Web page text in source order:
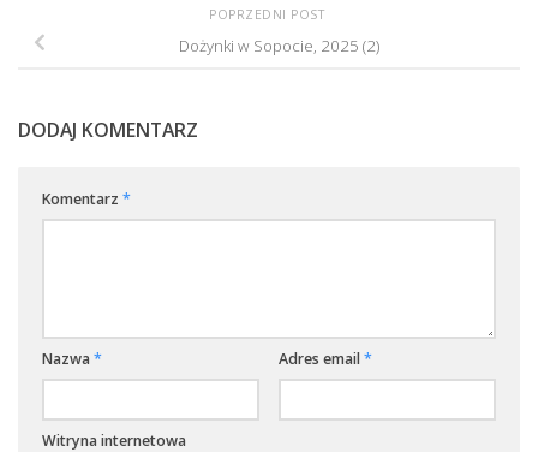
POPRZEDNI POST
Dożynki w Sopocie, 2025 (2)
DODAJ KOMENTARZ
Komentarz *
Nazwa * Adres email*
Witryna internetowa